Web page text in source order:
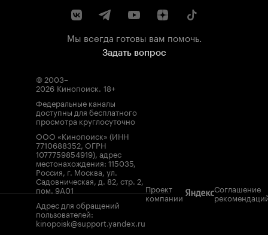
Мы всегда готовы вам помочь.
Задать вопрос
© 2003–
2026 Кинопоиск. 18+
Федеральные каналы
доступны для бесплатного
просмотра круглосуточно
ООО «Кинопоиск» (ИНН
7710688352, ОГРН
1077759854919), адрес
местонахождения: 115035,
Россия, г. Москва, ул.
Садовническая, д. 82, стр. 2,
пом. 9А01
Адрес для обращений
пользователей:
kinopoisk@support.yandex.ru
Проект
компании
Соглашение